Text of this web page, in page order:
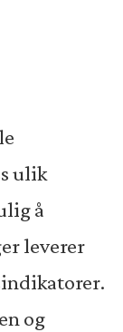
ulik
å
leverer
og